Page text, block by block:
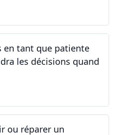
en tant que patiente
les décisions quand
ou réparer un